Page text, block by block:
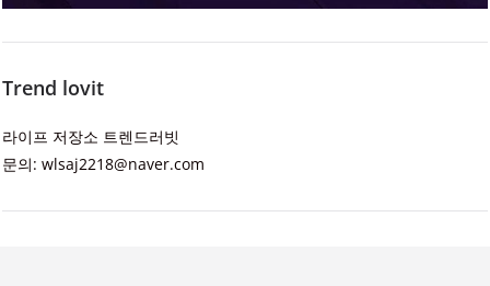
Trend lovit
라이프 저장소 트렌드러빗
문의: wlsaj2218@naver.com